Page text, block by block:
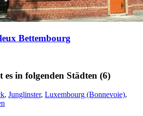
Bettembourg
es in folgenden Städten (6)
, Junglinster, Luxembourg (Bonnevoie),